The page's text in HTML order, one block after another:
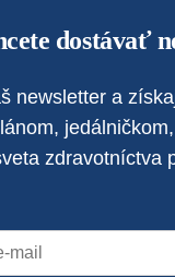
dostávať
newsletter a
zdravotníctva